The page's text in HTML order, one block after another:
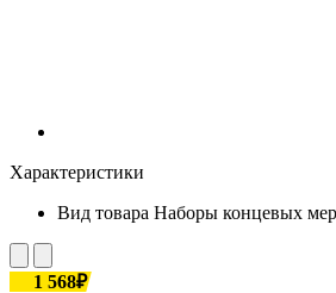
Характеристики
Вид товара Наборы концевых
1 568₽